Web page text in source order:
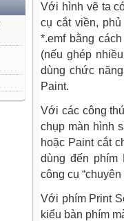
Với hình vẽ ta
cụ cắt viền,
*.emf bằng
(nếu ghép
dùng chức
Paint.
Với các công
chụp màn hình
hoặc Paint cắt
dùng đến phím
công cụ
Với phím Print
kiểu bàn phím